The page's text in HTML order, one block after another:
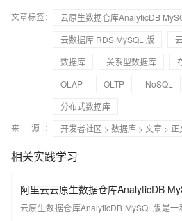
文章标签： 云原生数据仓库AnalyticDB
云数据库 RDS MySQL 版
数据库
关系型数据库
OLAP
OLTP NoSQL
分布式数据库
来 源：
开发者社区 > 数据库 > 文章 > 正
相关实践学习
云原生数据仓库AnalyticDB MySQL版是